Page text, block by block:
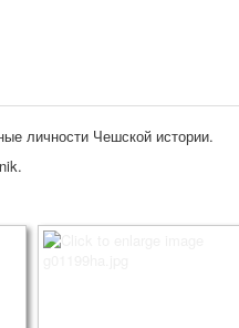
личности Чешской истории.